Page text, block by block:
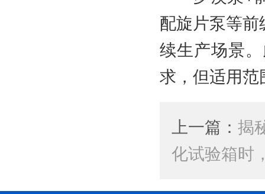
配旋片泵等前
续生产场景
求，但适用范
上一篇： 揭
化试验箱时